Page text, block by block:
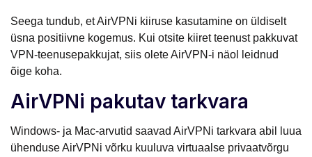
Seega tundub, et AirVPNi kiiruse kasutamine on üldiselt
üsna positiivne kogemus. Kui otsite kiiret teenust pakkuvat
VPN-teenusepakkujat, siis olete AirVPN-i näol leidnud
õige koha.
AirVPNi pakutav tarkvara
Windows- ja Mac-arvutid saavad AirVPNi tarkvara abil luua
ühenduse AirVPNi võrku kuuluva virtuaalse privaatvõrgu